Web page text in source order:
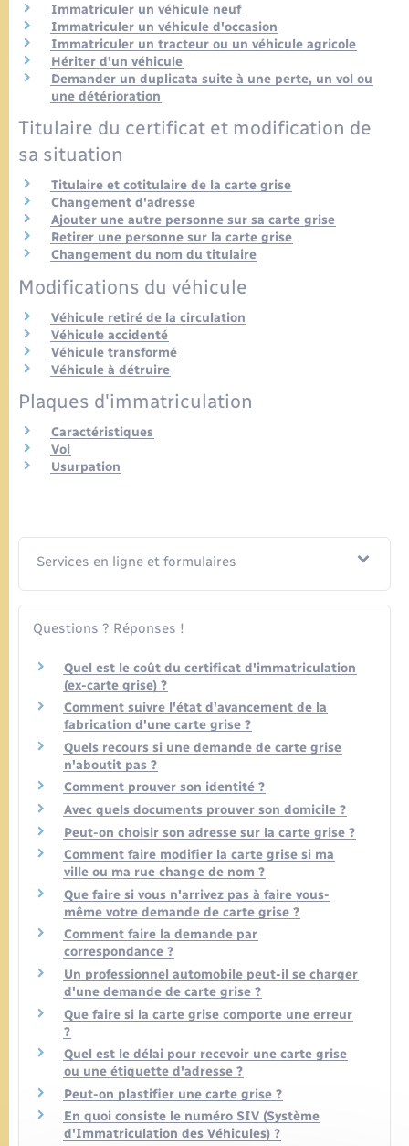
Immatriculer un véhicule neuf
Immatriculer un véhicule d'occasion
Immatriculer un tracteur ou un véhicule agricole
Hériter d'un véhicule
Demander un duplicata suite à une perte, un vol ou
une détérioration
Titulaire du certificat et modification de
sa situation
Titulaire et cotitulaire de la carte grise
Changement d'adresse
Ajouter une autre personne sur sa carte grise
Retirer une personne sur la carte grise
Changement du nom du titulaire
Modifications du véhicule
Véhicule retiré de la circulation
Véhicule accidenté
Véhicule transformé
Véhicule à détruire
Plaques d'immatriculation
Caractéristiques
Vol
Usurpation
Services en ligne et formulaires
Questions ? Réponses !
Quel est le coût du certificat d'immatriculation
(ex-carte grise) ?
Comment suivre l'état d'avancement de la
fabrication d'une carte grise ?
Quels recours si une demande de carte grise
n'aboutit pas ?
Comment prouver son identité ?
Avec quels documents prouver son domicile ?
Peut-on choisir son adresse sur la carte grise ?
Comment faire modifier la carte grise si ma
ville ou ma rue change de nom ?
Que faire si vous n'arrivez pas à faire vous-
même votre demande de carte grise ?
Comment faire la demande par
correspondance ?
Un professionnel automobile peut-il se charger
d'une demande de carte grise ?
Que faire si la carte grise comporte une erreur
?
Quel est le délai pour recevoir une carte grise
ou une étiquette d'adresse ?
Peut-on plastifier une carte grise ?
En quoi consiste le numéro SIV (Système
d'Immatriculation des Véhicules) ?